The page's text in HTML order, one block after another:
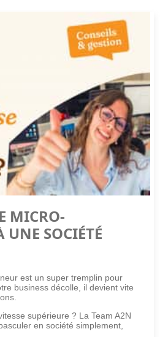
MICRO-
UNE SOCIÉTÉ
est un super tremplin pour
business décolle, il devient vite
supérieure ? La Team A2N
en société simplement,